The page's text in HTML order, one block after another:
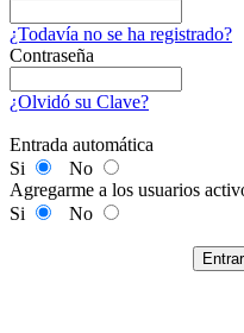
¿Todavía no se ha registrado?
Contraseña
¿Olvidó su Clave?
Entrada automática
Si
No
Agregarme a los usuarios
Si
No